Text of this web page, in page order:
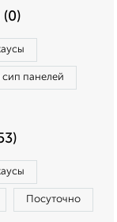
сип панелей
Посуточно